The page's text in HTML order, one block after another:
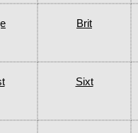
Brit
Sixt